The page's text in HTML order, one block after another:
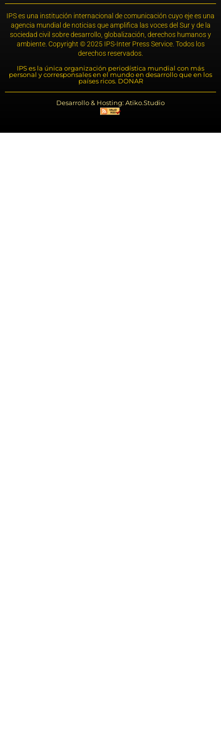
IPS es una institución internacional de comunicación cuyo eje es una
agencia mundial de noticias que amplifica las voces del Sur y de la
sociedad civil sobre desarrollo, globalización, derechos humanos y
ambiente. Copyright © 2025 IPS-Inter Press Service. Todos los
derechos reservados.
IPS es la única organización periodística mundial con más
personal y corresponsales en el mundo en desarrollo que en los
países ricos. DONAR
Desarrollo & Hosting: Atiko.Studio